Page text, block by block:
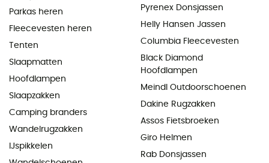
Parkas heren
Fleecevesten heren
Tenten
Slaapmatten
Hoofdlampen
Slaapzakken
Camping branders
Wandelrugzakken
IJspikkelen
Pyrenex Donsjassen
Helly Hansen Jassen
Columbia Fleecevesten
Black Diamond
Hoofdlampen
Meindl Outdoorschoenen
Dakine Rugzakken
Assos Fietsbroeken
Giro Helmen
Rab Donsjassen